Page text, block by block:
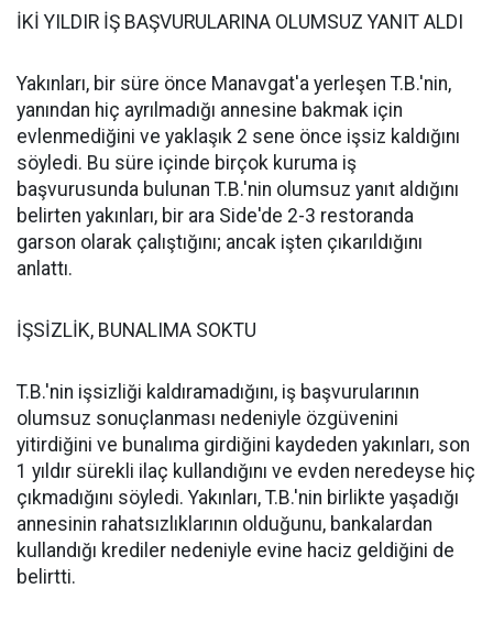
İKİ YILDIR İŞ BAŞVURULARINA OLUMSUZ YANIT ALDI
Yakınları, bir süre önce Manavgat'a yerleşen T.B.'nin,
yanından hiç ayrılmadığı annesine bakmak için
evlenmediğini ve yaklaşık 2 sene önce işsiz kaldığını
söyledi. Bu süre içinde birçok kuruma iş
başvurusunda bulunan T.B.'nin olumsuz yanıt aldığını
belirten yakınları, bir ara Side'de 2-3 restoranda
garson olarak çalıştığını; ancak işten çıkarıldığını
anlattı.
İŞSİZLİK, BUNALIMA SOKTU
T.B.'nin işsizliği kaldıramadığını, iş başvurularının
olumsuz sonuçlanması nedeniyle özgüvenini
yitirdiğini ve bunalıma girdiğini kaydeden yakınları, son
1 yıldır sürekli ilaç kullandığını ve evden neredeyse hiç
çıkmadığını söyledi. Yakınları, T.B.'nin birlikte yaşadığı
annesinin rahatsızlıklarının olduğunu, bankalardan
kullandığı krediler nedeniyle evine haciz geldiğini de
belirtti.